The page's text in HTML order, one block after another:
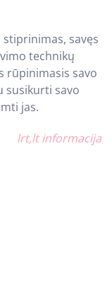
stiprinimas, savęs
technikų
rūpinimasis savo
susikurti savo
jas.
lrt,lt informacija